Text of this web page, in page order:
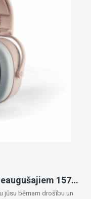
Aizsargaustiņas bērniem un pieaugušajiem 1573/01
jūsu bērnam drošību un